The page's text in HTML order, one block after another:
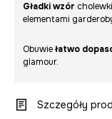
Gładki wzór
elementami
Obuwiełatwo
glamour.
Szczegóły